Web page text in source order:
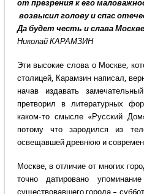
от презрения к его
возвысил голову и спас
Да будет честь и слава
Николай КАРАМЗИН
Эти высокие слова о Москве,
столицей, Карамзин написал,
начав издавать
претворил в литературных
каком-то смысле «Русский
потому что зародился из
освещавшей древнюю и
Москве, в отличие от многих
точно датировано
существовавшего города –